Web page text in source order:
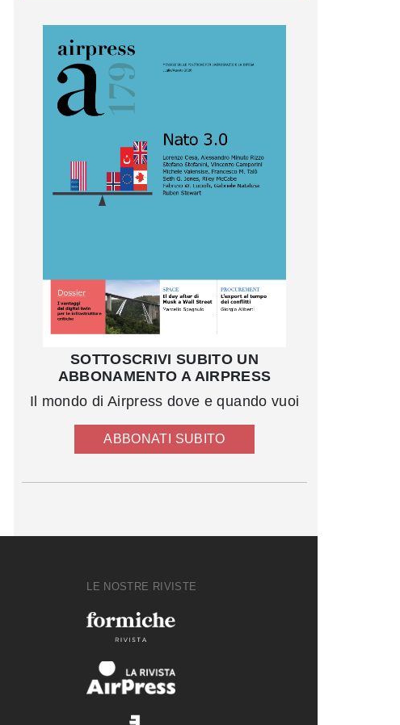
SOTTOSCRIVI SUBITO UN
ABBONAMENTO A AIRPRESS
Il mondo di Airpress dove e quando vuoi
ABBONATI SUBITO
LE NOSTRE RIVISTE